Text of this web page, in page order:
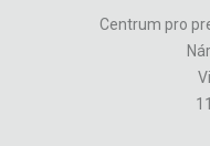
Centrum pro